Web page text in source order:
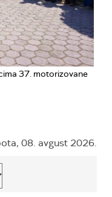
37. motorizovane
08. avgust 2026.